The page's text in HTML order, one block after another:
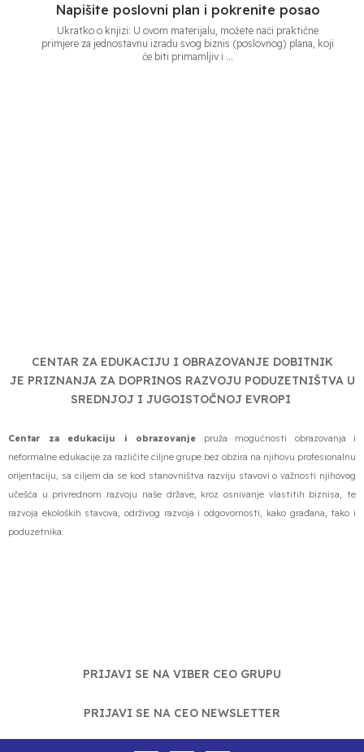
Napišite poslovni plan i pokrenite posao
Ukratko o knjizi: U ovom materijalu, možete naći praktične
primjere za jednostavnu izradu svog biznis (poslovnog) plana, koji
će biti primamljiv i ...
CENTAR ZA EDUKACIJU I OBRAZOVANJE DOBITNIK
JE PRIZNANJA ZA DOPRINOS RAZVOJU PODUZETNIŠTVA U
SREDNJOJ I JUGOISTOČNOJ EVROPI
Centar za edukaciju i obrazovanje pruža mogućnosti obrazovanja i
neformalne edukacije za različite ciljne grupe bez obzira na njihovu profesionalnu
orijentaciju, sa ciljem da se kod stanovništva razviju stavovi o važnosti njihovog
učešća u privrednom razvoju naše države, kroz osnivanje vlastitih biznisa, te
razvoja ekoloških stavova, održivog razvoja i odgovornosti, kako građana, tako i
poduzetnika.
PRIJAVI SE NA VIBER CEO GRUPU
PRIJAVI SE NA CEO NEWSLETTER